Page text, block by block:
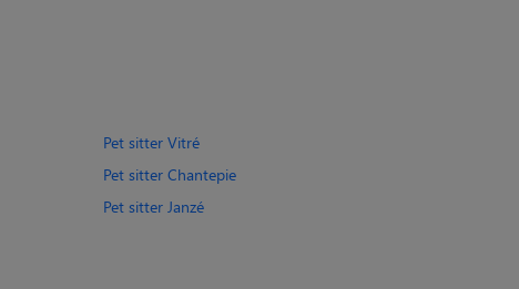
Pet sitter Vitré
Pet sitter Chantepie
Pet sitter Janzé